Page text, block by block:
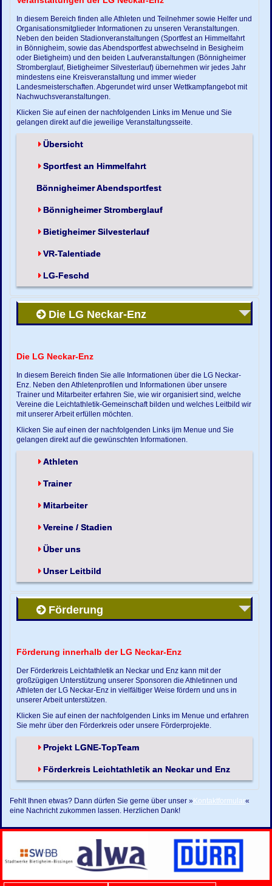
In diesem Bereich finden alle Athleten und Teilnehmer sowie Helfer und
Organisationsmitglieder Informationen zu unseren Veranstaltungen.
Neben den beiden Stadionveranstaltungen (Sportfest an Himmelfahrt
in Bönnigheim, sowie das Abendsportfest abwechselnd in Besigheim
oder Bietigheim) und den beiden Laufveranstaltungen (Bönnigheimer
Stromberglauf, Bietigheimer Silvesterlauf) übernehmen wir jedes Jahr
mindestens eine Kreisveranstaltung und immer wieder
Landesmeisterschaften. Abgerundet wird unser Wettkampfangebot mit
Nachwuchsveranstaltungen.
Klicken Sie auf einen der nachfolgenden Links im Menue und Sie
gelangen direkt auf die jeweilige Veranstaltungsseite.
Übersicht
Sportfest an Himmelfahrt
Bönnigheimer Abendsportfest
Bönnigheimer Stromberglauf
Bietigheimer Silvesterlauf
VR-Talentiade
LG-Feschd
Die LG Neckar-Enz
Die LG Neckar-Enz
In diesem Bereich finden Sie alle Informationen über die LG Neckar-
Enz. Neben den Athletenprofilen und Informationen über unsere
Trainer und Mitarbeiter erfahren Sie, wie wir organisiert sind, welche
Vereine die Leichtathletik-Gemeinschaft bilden und welches Leitbild wir
mit unserer Arbeit erfüllen möchten.
Klicken Sie auf einen der nachfolgenden Links ijm Menue und Sie
gelangen direkt auf die gewünschten Informationen.
Athleten
Trainer
Mitarbeiter
Vereine / Stadien
Über uns
Unser Leitbild
Förderung
Förderung innerhalb der LG Neckar-Enz
Der Förderkreis Leichtathletik an Neckar und Enz kann mit der
großzügigen Unterstützung unserer Sponsoren die Athletinnen und
Athleten der LG Neckar-Enz in vielfältiger Weise fördern und uns in
unserer Arbeit unterstützen.
Klicken Sie auf einen der nachfolgenden Links im Menue und erfahren
Sie mehr über den Förderkreis oder unsere Förderprojekte.
Projekt LGNE-TopTeam
Förderkreis Leichtathletik an Neckar und Enz
Fehlt Ihnen etwas? Dann dürfen Sie gerne über unser »Kontaktformular«
eine Nachricht zukommen lassen. Herzlichen Dank!